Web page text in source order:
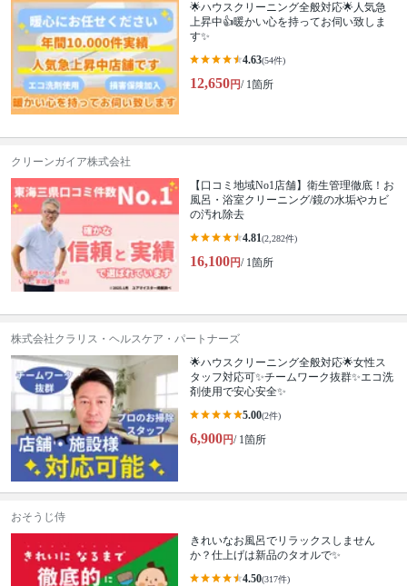
🌟ハウスクリーニング全般対応🌟人気急
上昇中👍暖かい心を持ってお伺い致しま
す✨
4.63(54件)
12,650円/ 1箇所
クリーンガイア株式会社
【口コミ地域No1店舗】衛生管理徹底！お
風呂・浴室クリーニング/鏡の水垢やカビ
の汚れ除去
4.81(2,282件)
16,100円/ 1箇所
株式会社クラリス・ヘルスケア・パートナーズ
🌟ハウスクリーニング全般対応🌟女性ス
タッフ対応可✨チームワーク抜群✨エコ洗
剤使用で安心安全✨
5.00(2件)
6,900円/ 1箇所
おそうじ侍
きれいなお風呂でリラックスしません
か？仕上げは新品のタオルで✨
4.50(317件)